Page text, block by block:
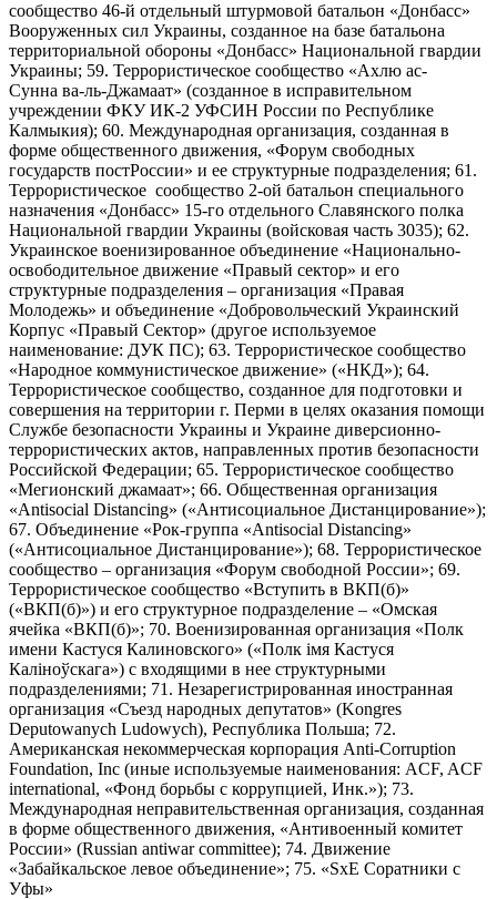
сообщество 46-й отдельный штурмовой батальон «Донбасс»
Вооруженных сил Украины, созданное на базе батальона
территориальной обороны «Донбасс» Национальной гвардии
Украины; 59. Террористическое сообщество «Ахлю ас-
Сунна ва-ль-Джамаат» (созданное в исправительном
учреждении ФКУ ИК-2 УФСИН России по Республике
Калмыкия); 60. Международная организация, созданная в
форме общественного движения, «Форум свободных
государств постРоссии» и ее структурные подразделения; 61.
Террористическое сообщество 2-ой батальон специального
назначения «Донбасс» 15-го отдельного Славянского полка
Национальной гвардии Украины (войсковая часть 3035); 62.
Украинское военизированное объединение «Национально-
освободительное движение «Правый сектор» и его
структурные подразделения – организация «Правая
Молодежь» и объединение «Добровольческий Украинский
Корпус «Правый Сектор» (другое используемое
наименование: ДУК ПС); 63. Террористическое сообщество
«Народное коммунистическое движение» («НКД»); 64.
Террористическое сообщество, созданное для подготовки и
совершения на территории г. Перми в целях оказания помощи
Службе безопасности Украины и Украине диверсионно-
террористических актов, направленных против безопасности
Российской Федерации; 65. Террористическое сообщество
«Мегионский джамаат»; 66. Общественная организация
«Antisocial Distancing» («Антисоциальное Дистанцирование»);
67. Объединение «Рок-группа «Antisocial Distancing»
(«Антисоциальное Дистанцирование»); 68. Террористическое
сообщество – организация «Форум свободной России»; 69.
Террористическое сообщество «Вступить в ВКП(б)»
(«ВКП(б)») и его структурное подразделение – «Омская
ячейка «ВКП(б)»; 70. Военизированная организация «Полк
имени Кастуся Калиновского» («Полк iмя Кастуся
Калiноўскага») с входящими в нее структурными
подразделениями; 71. Незарегистрированная иностранная
организация «Съезд народных депутатов» (Kongres
Deputowanych Ludowych), Республика Польша; 72.
Американская некоммерческая корпорация Anti-Corruption
Foundation, Inc (иные используемые наименования: ACF, ACF
international, «Фонд борьбы с коррупцией, Инк.»); 73.
Международная неправительственная организация, созданная
в форме общественного движения, «Антивоенный комитет
России» (Russian antiwar committee); 74. Движение
«Забайкальское левое объединение»; 75. «SxE Соратники с
Уфы»